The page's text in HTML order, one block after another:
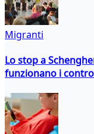
Migranti
Lo stop a
funzionano i